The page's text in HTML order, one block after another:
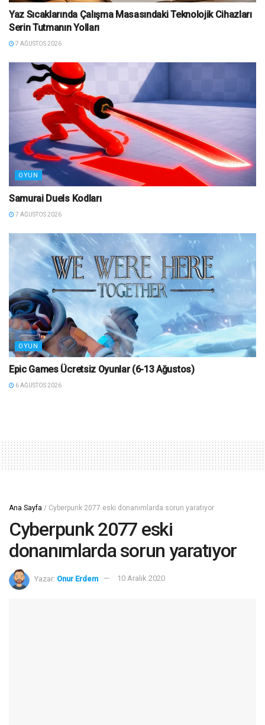
Yaz Sıcaklarında Çalışma Masasındaki Teknolojik Cihazları
Serin Tutmanın Yolları
7 AĞUSTOS 2026
OYUN
Samurai Duels Kodları
7 AĞUSTOS 2026
OYUN
Epic Games Ücretsiz Oyunlar (6-13 Ağustos)
6 AĞUSTOS 2026
Ana Sayfa / Cyberpunk 2077 eski donanımlarda sorun yaratıyor
Cyberpunk 2077 eski
donanımlarda sorun yaratıyor
Yazar: Onur Erdem 10 Aralık 2020